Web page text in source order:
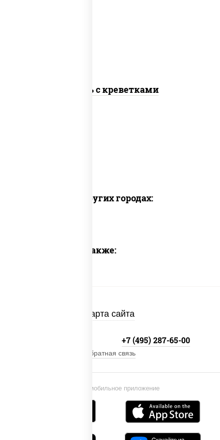
Цезарь с креветками
Доставка в других городах:
Предлагаем также:
Карта сайта
Установи мобильное приложение
+7 (495) 287-65-00
Обратная связь